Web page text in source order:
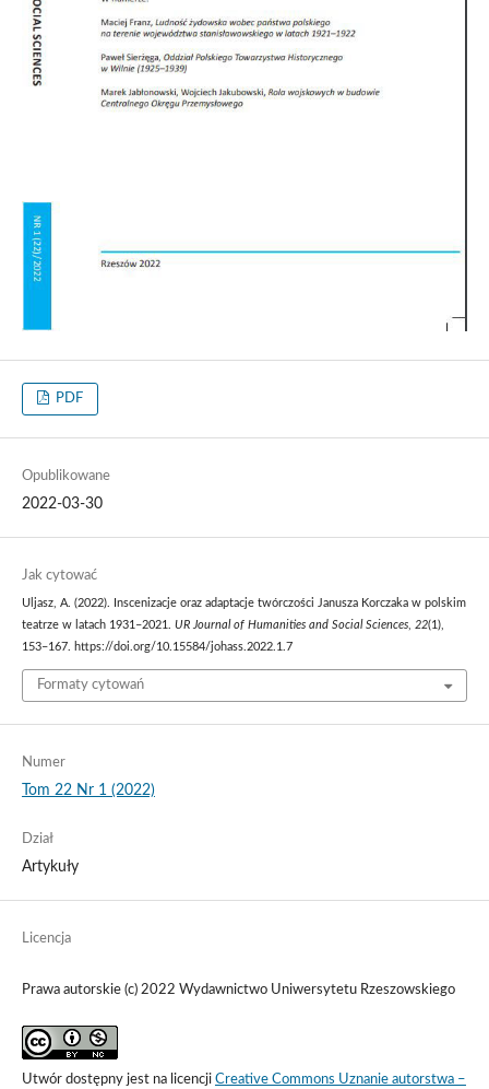
PDF
Opublikowane
2022-03-30
Jak cytować
Uljasz, A. (2022). Inscenizacje oraz adaptacje twórczości Janusza Korczaka w polskim
teatrze w latach 1931–2021. UR Journal of Humanities and Social Sciences, 22(1),
153–167. https://doi.org/10.15584/johass.2022.1.7
Formaty cytowań
Numer
Tom 22 Nr 1 (2022)
Dział
Artykuły
Licencja
Prawa autorskie (c) 2022 Wydawnictwo Uniwersytetu Rzeszowskiego
Utwór dostępny jest na licencji Creative Commons Uznanie autorstwa –